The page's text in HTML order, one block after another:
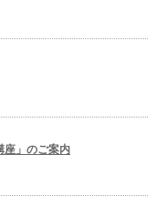
座」のご案内